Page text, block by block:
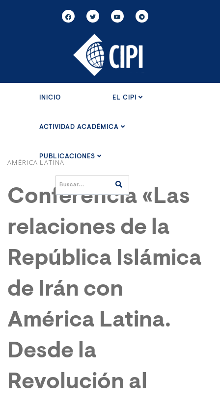
INICIO EL CIPI
ACTIVIDAD ACADÉMICA
PUBLICACIONES
AMÉRICA LATINA
Conferencia «Las
relaciones de la
República Islámica
de Irán con
América Latina.
Desde la
Revolución al